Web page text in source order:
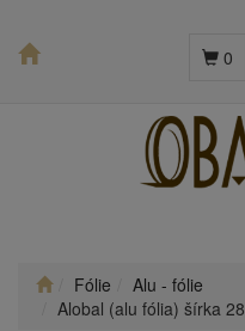
0
Fólie
Alu - fólie
Alobal (alu fólia) šírka